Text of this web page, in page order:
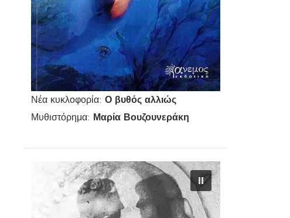
Νέα κυκλοφορία:Ο βυθός αλλιώς
Μυθιστόρημα: Μαρία Βουζουνεράκη